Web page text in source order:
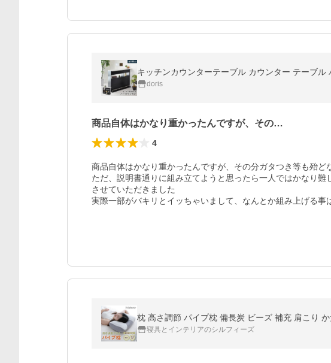
doris
商品自体はかなり重かったんですが、その…
4
商品自体はかなり重かったんですが、その分ガタつき等も殆ど
ただ、説明書通りに組み立てようと思ったら一人ではかなり
させていただきました
実際一部がバキリとイッちゃいまして、なんとか組み上げる事
枕 高さ調節 パイプ枕 備長炭 ビーズ 補充 肩こり
寝具とインテリアのシルフィーズ